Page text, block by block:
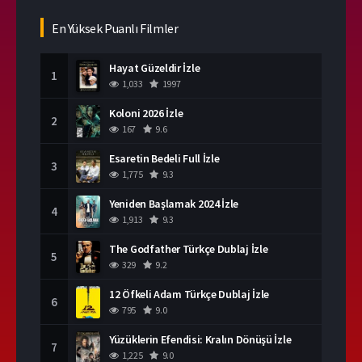
En Yüksek Puanlı Filmler
1 Hayat Güzeldir İzle
1,033 1997
2 Koloni 2026 İzle
167 9.6
3 Esaretin Bedeli Full İzle
1,775 9.3
4 Yeniden Başlamak 2024 İzle
1,913 9.3
5 The Godfather Türkçe Dublaj İzle
329 9.2
6 12 Öfkeli Adam Türkçe Dublaj İzle
795 9.0
7 Yüzüklerin Efendisi: Kralın Dönüşü İzle
1,225 9.0